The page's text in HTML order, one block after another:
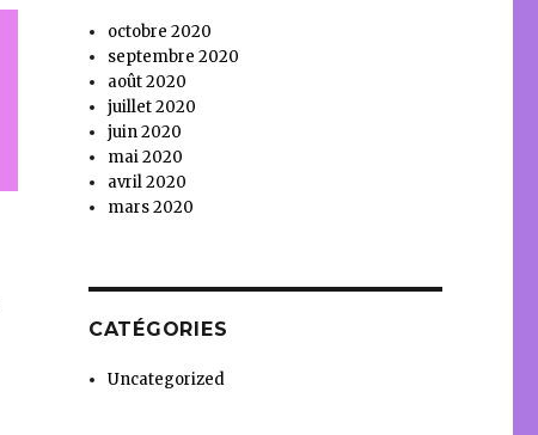
octobre 2020
septembre 2020
août 2020
juillet 2020
juin 2020
mai 2020
avril 2020
mars 2020
CATÉGORIES
Uncategorized